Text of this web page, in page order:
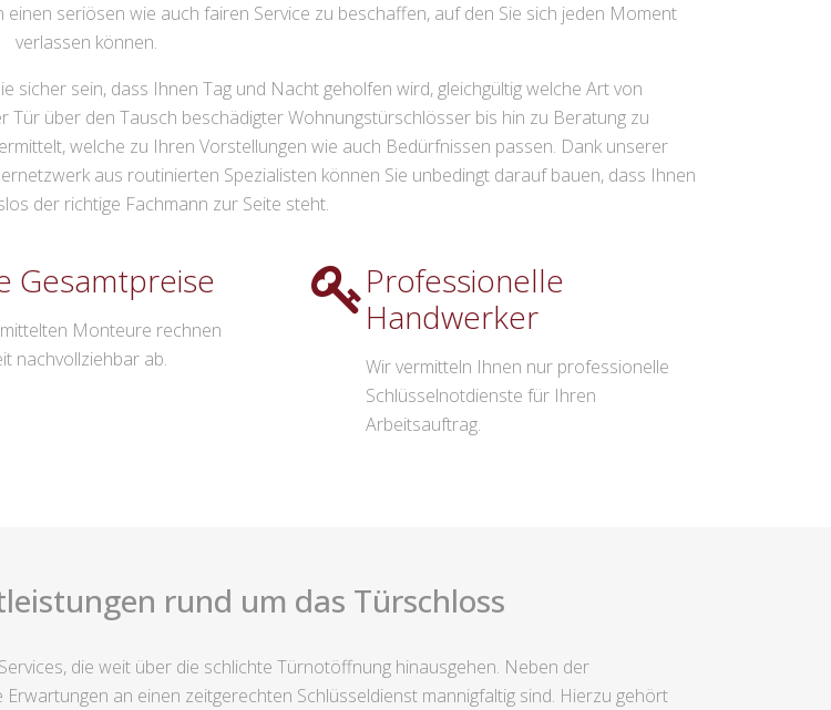
seriösen wie auch fairen Service zu beschaffen, auf den Sie sich jeden Moment
verlassen können.
sicher sein, dass Ihnen Tag und Nacht geholfen wird, gleichgültig welche Art von
Tür über den Tausch beschädigter Wohnungstürschlösser bis hin zu Beratung zu
welche zu Ihren Vorstellungen wie auch Bedürfnissen passen. Dank unserer
aus routinierten Spezialisten können Sie unbedingt darauf bauen, dass Ihnen
der richtige Fachmann zur Seite steht.
Gesamtpreise
Monteure rechnen
nachvollziehbar ab.
Professionelle
Handwerker
Wir vermitteln Ihnen nur professionelle
Schlüsselnotdienste für Ihren
Arbeitsauftrag.
rund um das Türschloss
die weit über die schlichte Türnotöffnung hinausgehen. Neben der
an einen zeitgerechten Schlüsseldienst mannigfaltig sind. Hierzu gehört